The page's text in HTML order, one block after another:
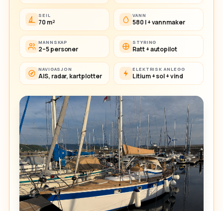
SEIL
70 m²
VANN
580 l + vannmaker
MANNSKAP
2–5 personer
STYRING
Ratt + autopilot
NAVIGASJON
AIS, radar, kartplotter
ELEKTRISK ANLEGG
Litium + sol + vind